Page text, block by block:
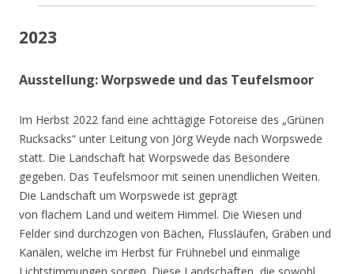
2023
Ausstellung: Worpswede und das Teufelsmoor
Im Herbst 2022 fand eine achttägige Fotoreise des „Grünen
Rucksacks“ unter Leitung von Jörg Weyde nach Worpswede
statt. Die Landschaft hat Worpswede das Besondere
gegeben. Das Teufelsmoor mit seinen unendlichen Weiten.
Die Landschaft um Worpswede ist geprägt
von flachem Land und weitem Himmel. Die Wiesen und
Felder sind durchzogen von Bächen, Flussläufen, Gräben und
Kanälen, welche im Herbst für Frühnebel und einmalige